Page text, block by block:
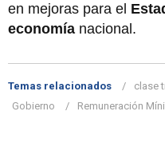
en mejoras para el
economía nacional.
Temas relacionados clase
Gobierno
Remuneración